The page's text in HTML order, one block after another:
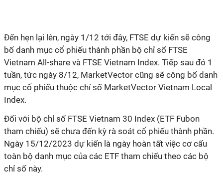
Đến hẹn lại lên, ngày 1/12 tới đây, FTSE dự kiến sẽ công
bố danh mục cổ phiếu thành phần bộ chỉ số FTSE
Vietnam All-share và FTSE Vietnam Index. Tiếp sau đó 1
tuần, tức ngày 8/12, MarketVector cũng sẽ công bố danh
mục cổ phiếu thuộc chỉ số MarketVector Vietnam Local
Index.
Đối với bộ chỉ số FTSE Vietnam 30 Index (ETF Fubon
tham chiếu) sẽ chưa đến kỳ rà soát cổ phiếu thành phần.
Ngày 15/12/2023 dự kiến là ngày hoàn tất việc cơ cấu
toàn bộ danh mục của các ETF tham chiếu theo các bộ
chỉ số này.